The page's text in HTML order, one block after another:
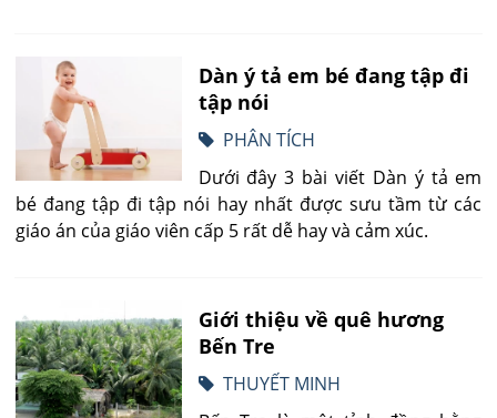
Dàn ý tả em bé đang tập đi
tập nói
PHÂN TÍCH
Dưới đây 3 bài viết Dàn ý tả em
bé đang tập đi tập nói hay nhất được sưu tầm từ các
giáo án của giáo viên cấp 5 rất dễ hay và cảm xúc.
Giới thiệu về quê hương
Bến Tre
THUYẾT MINH